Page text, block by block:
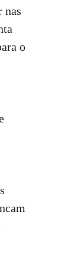
nas
o